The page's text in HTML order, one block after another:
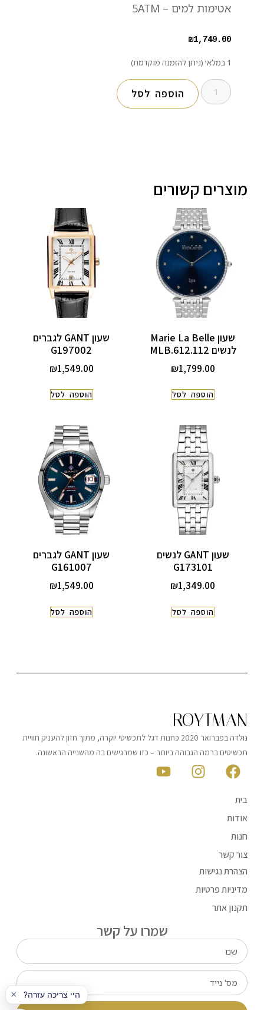
אטימות למים – 5ATM
₪1,749.00
1 במלאי (ניתן להזמנה מוקדמת)
הוספה לסל
מוצרים קשורים
שעון Marie La Belle
לנשים MLB.612.112
₪1,799.00
הוספה לסל
שעון GANT לגברים
G197002
₪1,549.00
הוספה לסל
שעון GANT לנשים
G173101
₪1,349.00
הוספה לסל
שעון GANT לגברים
G161007
₪1,549.00
הוספה לסל
ROYTMAN
נולדה בפברואר 2020 כחנות דגל לתכשיטי יוקרה, מתוך חזון להעניק חוויית
תכשיטים ברמה הגבוהה ביותר – כזו שמרגישים בה מהשנייה הראשונה.
בית
אודות
חנות
צור קשר
הצהרת נגישות
מדיניות פרטיות
תקנון אתר
שמרו על קשר